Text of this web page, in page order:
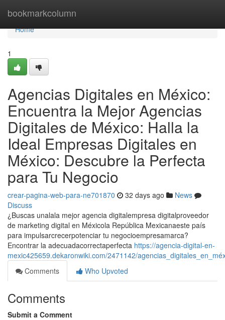
bookmarkcolumn
Home
Home
1
Agencias Digitales en México:
Encuentra la Mejor Agencias
Digitales de México: Halla la
Ideal Empresas Digitales en
México: Descubre la Perfecta
para Tu Negocio
crear-pagina-web-para-ne701870 32 days ago
News
Discuss
¿Buscas unalala mejor agencia digitalempresa digitalproveedor
de marketing digital en Méxicola República Mexicanaeste país
para impulsarcrecerpotenciar tu negocioempresamarca?
Encontrar la adecuadacorrectaperfecta https://agencia-digital-en-
mexic425659.dekaronwiki.com/2471142/
Comments
Who Upvoted
Comments
Submit a Comment